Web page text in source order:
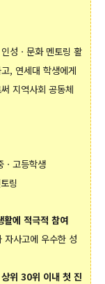
성ㆍ문화 멘토링 활
, 연세대 학생에게
지역사회 공동체
고등학생
링
활에 적극적 참여
사고에 우수한 성
위 30위 이내 첫 진